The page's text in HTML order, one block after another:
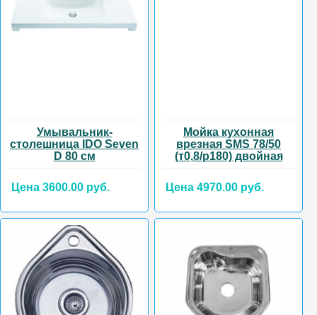
Умывальник-
столешница IDO Seven
D 80 см
Цена 3600.00 руб.
Мойка кухонная
врезная SMS 78/50
(т0,8/р180) двойная
Цена 4970.00 руб.